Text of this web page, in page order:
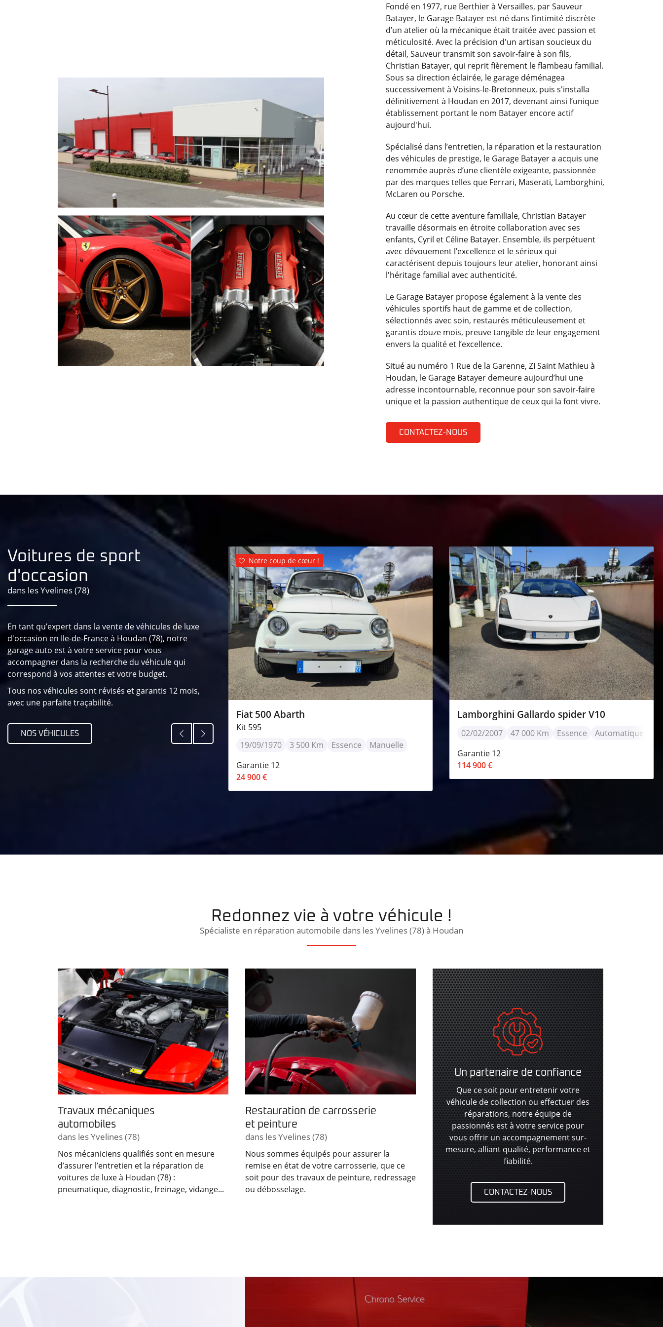
Fondé en 1977, rue Berthier à Versailles, par Sauveur
Batayer, le Garage Batayer est né dans l’intimité discrète
d’un atelier où la mécanique était traitée avec passion et
méticulosité. Avec la précision d'un artisan soucieux du
détail, Sauveur transmit son savoir-faire à son fils,
Christian Batayer, qui reprit fièrement le flambeau familial.
Sous sa direction éclairée, le garage déménagea
successivement à Voisins-le-Bretonneux, puis s'installa
définitivement à Houdan en 2017, devenant ainsi l’unique
établissement portant le nom Batayer encore actif
aujourd'hui.
Spécialisé dans l’entretien, la réparation et la restauration
des véhicules de prestige, le Garage Batayer a acquis une
renommée auprès d’une clientèle exigeante, passionnée
par des marques telles que Ferrari, Maserati, Lamborghini,
McLaren ou Porsche.
Au cœur de cette aventure familiale, Christian Batayer
travaille désormais en étroite collaboration avec ses
enfants, Cyril et Céline Batayer. Ensemble, ils perpétuent
avec dévouement l’excellence et le sérieux qui
caractérisent depuis toujours leur atelier, honorant ainsi
l'héritage familial avec authenticité.
Le Garage Batayer propose également à la vente des
véhicules sportifs haut de gamme et de collection,
sélectionnés avec soin, restaurés méticuleusement et
garantis douze mois, preuve tangible de leur engagement
envers la qualité et l’excellence.
Situé au numéro 1 Rue de la Garenne, ZI Saint Mathieu à
Houdan, le Garage Batayer demeure aujourd’hui une
adresse incontournable, reconnue pour son savoir-faire
unique et la passion authentique de ceux qui la font vivre.
CONTACTEZ-NOUS
Voitures de sport
d'occasion
dans les Yvelines (78)
En tant qu’expert dans la vente de véhicules de luxe
d'occasion en Ile-de-France à Houdan (78), notre
garage auto est à votre service pour vous
accompagner dans la recherche du véhicule qui
correspond à vos attentes et votre budget.
Tous nos véhicules sont révisés et garantis 12 mois,
avec une parfaite traçabilité.
NOS VÉHICULES
 Notre coup de cœur !
01/07/1962 3 172 Km
Manuelle
 Notre coup de cœur !
Fiat 500 Abarth
Kit 595
19/09/1970
3 500 Km Essence
Manuelle
Garantie 12
24 900 €
Lamborghini Gallardo spider V10
02/02/2007 47 000 Km Essence
Automatique
Garantie 12
114 900 €
Redonnez vie à votre véhicule !
Spécialiste en réparation automobile dans les Yvelines (78) à Houdan
Travaux mécaniques
automobiles
dans les Yvelines (78)
Nos mécaniciens qualifiés sont en mesure
d’assurer l’entretien et la réparation de
voitures de luxe à Houdan (78) :
pneumatique, diagnostic, freinage, vidange...
Restauration de carrosserie
et peinture
dans les Yvelines (78)
Nous sommes équipés pour assurer la
remise en état de votre carrosserie, que ce
soit pour des travaux de peinture, redressage
ou débosselage.
Un partenaire de confiance
Que ce soit pour entretenir votre
véhicule de collection ou effectuer des
réparations, notre équipe de
passionnés est à votre service pour
vous offrir un accompagnement sur-
mesure, alliant qualité, performance et
fiabilité.
CONTACTEZ-NOUS